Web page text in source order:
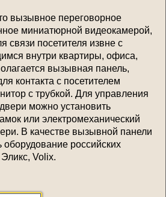
вызывное переговорное
миниатюрной видеокамерой,
связи посетителя извне с
внутри квартиры, офиса,
вызывная панель,
контакта с посетителем
с трубкой. Для управления
можно установить
или электромеханический
В качестве вызывной панели
российских
Volix.